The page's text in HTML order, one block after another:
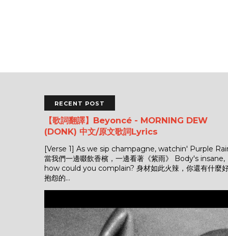
RECENT POST
【歌詞翻譯】Beyoncé - MORNING DEW
(DONK) 中文/原文歌詞Lyrics
[Verse 1] As we sip champagne, watchin' Purple
當我們一邊啜飲香檳，一邊看著《紫雨》 Body's insane,
how could you complain? 身材如此火辣，你還有什麼
抱怨的...